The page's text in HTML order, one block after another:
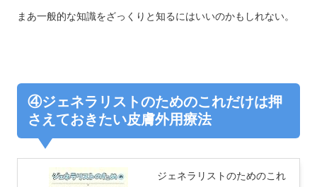
まあ一般的な知識をざっくりと知るにはいいのかもしれない。
④ジェネラリストのためのこれだけは押
さえておきたい皮膚外用療法
ジェネラリストのためのこれ